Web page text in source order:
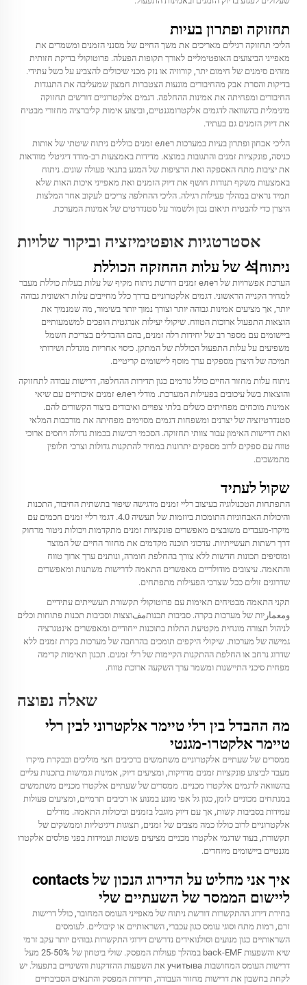
תחזוקה ופתרון בעיות
הליכי תחזוקה רגילים מאריכים את משך החיים של מסנני הזמנים ומשמרים את
מאפייני הביצועים האופטימליים לאורך תקופות הפעלה. פרוטוקולי בדיקת חזותית
מזהים סימנים של חימום יתר, קורוזיה או נזק מכני שיכולים להצביע על כשל עתידי.
בדיקות והסרת אבק מהחיבורים מונעות הצטברות חמצון שמעליבה את התנגדות
החיבורים ומפחיתה את אמינות ההחלפה. דגמים אלקטרוניים דורשים תחזוקה
מינימלית בהשוואה לדגמים אלקטרומגנטיים, וביצוע אימות קליברציה מחזורי מבטיח
את דיוק הזמנים גם בעתיד.
הליכי אבחון ופתרון בעיות במערכות רеле זמנים כוללים ניתוח שיטתי של אותות
כניסה, פונקציות זמנים והתגובות במוצא. מדידות באמצעות רב-מודד דיגיטלי מוודאות
את יציבות מתח האספקה ואת הרציפות של המגע בתנאי פעולה שונים. ניתוח
באמצעות משקף תנודות חושף את דיוק הזמנים ואת מאפייני איכות האות שלא
תמיד נראים במהלך פעילות רגילה. הליכי ההחלפה צריכים לעקוב אחר המלצות
היצרן כדי להבטיח תיאום נכון ולשמור על סטנדרטים של אמינות המערכת.
אסטרטגיות אופטימיזציה וביקור שלויות
ניתוח석 של עלות ההחזקה הכוללת
הערכת אפשרויות של רеле זמנים דורשת ניתוח מקיף של עלות בעלות כוללת מעבר
למחיר הקנייה הראשוני. דגמים אלקטרוניים בדרך כלל מחייבים עלות ראשונית גבוהה
יותר, אך מציעים אמינות גבוהה יותר וצורך נמוך יותר בשימור, מה שמנמיך את
הוצאות התפעול ארוכות הטווח. שיקולי יעילות אנרגטית הופכים למשמעותיים
ביישומים עם מספר רב של יחידות רלה זמנים, בהם ההבדלים בצריכת חשמל
משפיעים על עלות התפעול הכוללת של המתקן. כיסוי אחריות מוגדלת ושירותי
תמיכה של היצרן מספקים ערך מוסף ליישומים קריטיים.
ניתוח עלות מחזור החיים כולל גורמים כגון תדירות ההחלפה, דרישות עבודה לתחזוקה
והוצאות בשל עיכובים בפעילות המערכת. מודלי רеле זמנים איכותיים עם שיאי
אמינות מוכחים מפחיתים כשלים בלתי צפויים ואיבודים ביצור הקשורים להם.
סטנדרטיזציה של יצרנים ומשפחות דגמים מסוימים מפחיתה את מורכבות המלאי
ואת דרישות האימון עבור צוותי תחזוקה. הסכמי רכישות בכמות גדולה ויחסים ארוכי
טווח עם ספקים לרוב מספקים יתרונות במחיר להתקנות גדולות וצרכי חלופין
מתמשכים.
שקול לעתיד
התפתחות הטכנולוגיה בעיצוב רליי זמנים מדגישה שיפור בתשתית החיבור, התכנות
והיכולות האבחוניות התומכות ביוזמות של תעשיה 4.0. דגמי רליי זמנים חכמים עם
מיקרו-מעבדים משובצים מאפשרים פונקציות זמנים מתקדמות ויכולות ניטור מרחוק
דרך רשתות תעשייתיות. עדכוני תוכנה מקדמים את מחזור החיים של המוצר
ומוסיפים תכונות חדשות ללא צורך בהחלפת חומרה, ונותנים ערך ארוך טווח
והתאמה. עיצובים מודולריים מאפשרים התאמה לדרישות משתנות ומאפשרים
שדרוגים זולים ככל שצרכי הפעילות מתפתחים.
תקני התאמה מבטיחים תאימות עם פרוטוקולי תקשורת תעשייתים עתידיים
ومعمارיות של מערכות בקרה. סביבות תכנותمفוצצות וסביבות תכנות פתוחות וכלים
לניהול תצורה מונחית מקטיעת התלות בתוכנות ייחודיים ומאפשרים אינטגרציה
גמישה של מערכות. שיקולי היקפים תומכים בהרחבה של מערכות בקרת זמנים ללא
שדרוג נרחב או החלפת ההתקנות הקיימות של רלי זמנים. תכנון תאימות קדימה
מפחית סיכני התיישנות ומשמר ערך השקעה ארוכת טווח.
שאלה נפוצה
מה ההבדל בין רלי טיימר אלקטרוני לבין רלי
טיימר אלקטרו-מגנטי
ממסרים של שעתיים אלקטרוניים משתמשים ברכיבים חצי מוליכים ובבקרת מיקרו
מעבד לביצוע פונקציות זמנים מדויקות, ומציעים דיוק, אמינות וגמישות בתכנות עליים
בהשוואה לדגמים אלקטרו מכניים. ממסרים של שעתיים אלקטרו מכניים משתמשים
במנתחים מכוניים לזמן, כגון גל אפי מונע במנוע או רכיבים תרמיים, ומציעים פעולות
עמידות בסביבות קשות, אך עם דיוק מוגבל בזמנים וביכולות התאמה. מודלים
אלקטרוניים לרוב כוללו כמה מצבים של זמנים, תצוגות דיגיטליות וממשקים של
תקשורת, בעוד שדגמי אלקטרו מכניים מציעים פשטות ועמידות בפני פולסים אלקטרו
מגנטיים ביישומים מיוחדים.
איך אני מחליט על הדירוג הנכון של contacts
ליישום הממסר של השעתיים שלי
בחירת דירוג ההתקשרות דורשת ניתוח של מאפייני העומס המחובר, כולל דרישות
זרם, רמות מתח וסוגי עומס כגון עכברי, השראותיים או קיבוליים. לעומסים
השראותיים כגון מנועים וסולנואידים נדרשים דירוגי התקשרות גבוהים יותר עקב זרמי
שיא והשפעות back-EMF במהלך פעולות המפסק. שולי ביטחון של 25-50% מעל
דרישות העומס המחושבות учитыва את השפעות ההזדקנות והשינויים בתפעול. יש
לקחת בחשבון את דרישות מחזור העבודה, תדירות המפסק והתנאים הסביבתיים